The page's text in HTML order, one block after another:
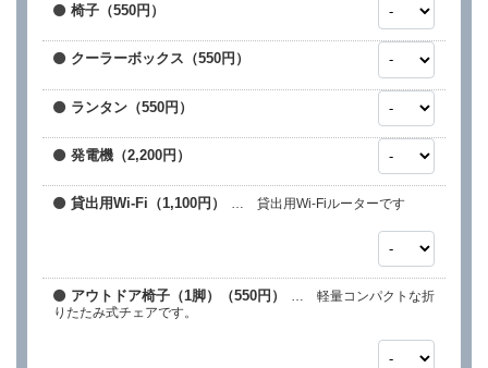
椅子（550円）
クーラーボックス（550円）
ランタン（550円）
発電機（2,200円）
貸出用Wi-Fi（1,100円） … 貸出用Wi-Fiルーターです
アウトドア椅子（1脚）（550円）
… 軽量コンパクトな折
りたたみ式チェアです。